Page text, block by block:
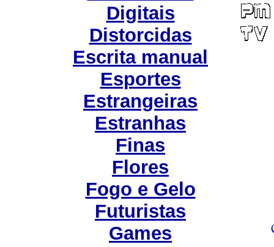
Digitais
Distorcidas
Escrita manual
Esportes
Estrangeiras
Estranhas
Finas
Flores
Fogo e Gelo
Futuristas
Games